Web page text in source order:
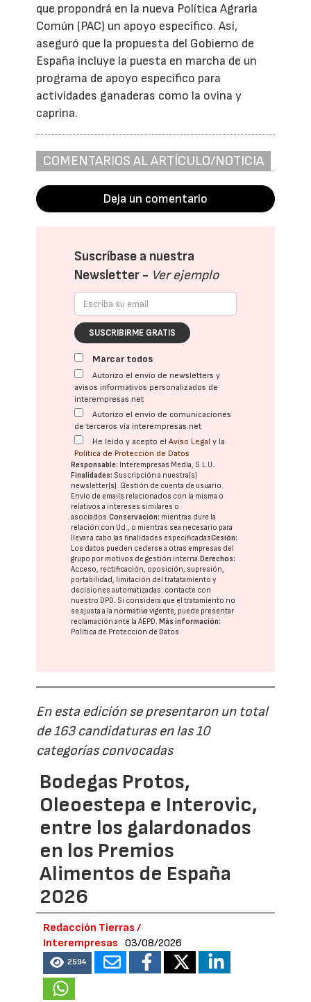
que propondrá en la nueva Política Agraria
Común (PAC) un apoyo específico. Así,
aseguró que la propuesta del Gobierno de
España incluye la puesta en marcha de un
programa de apoyo específico para
actividades ganaderas como la ovina y
caprina.
COMENTARIOS AL ARTÍCULO/NOTICIA
Deja un comentario
Suscríbase a nuestra
Newsletter - Ver ejemplo
SUSCRIBIRME GRATIS
Marcar todos
Autorizo el envío de newsletters y
avisos informativos personalizados de
interempresas.net
Autorizo el envío de comunicaciones
de terceros vía interempresas.net
He leído y acepto elAviso Legal y la
Política de Protección de Datos
Responsable: Interempresas Media, S.L.U.
Finalidades: Suscripción a nuestra(s)
newsletter(s). Gestión de cuenta de usuario.
Envío de emails relacionados con la misma o
relativos a intereses similares o
asociados.Conservación: mientras dure la
relación con Ud., o mientras sea necesario para
llevar a cabo las finalidades especificadasCesión:
Los datos pueden cederse a otras empresas del
grupo por motivos de gestión interna. Derechos:
Acceso, rectificación, oposición, supresión,
portabilidad, limitación del tratatamiento y
decisiones automatizadas: contacte con
nuestro DPD. Si considera que el tratamiento no
se ajusta a la normativa vigente, puede presentar
reclamación ante laAEPD. Más información:
Política de Protección de Datos
En esta edición se presentaron un total
de 163 candidaturas en las 10
categorías convocadas
Bodegas Protos,
Oleoestepa e Interovic,
entre los galardonados
en los Premios
Alimentos de España
2026
Redacción Tierras /
Interempresas
03/08/2026
2594